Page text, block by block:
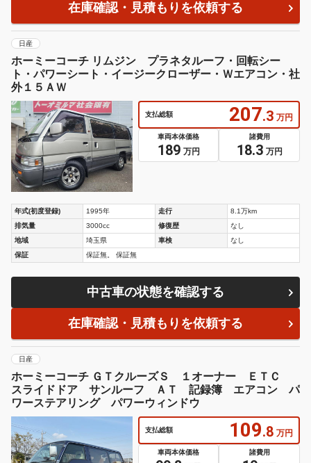
在庫確認・見積もりを依頼する
日産
ホーミーコーチ リムジン プラネタルーフ・回転シー
ト・パワーシート・イージークローザー・Ｗエアコン・社
外１５ＡＷ
支払総額 207.3 万円
車両本体価格
189 万円
諸費用
18.3 万円
年式(初度登録) 1995年 走行
8.1万km
排気量
3000cc 修復歴
なし
地域
埼玉県 車検
なし
保証
保証無。 保証無
中古車の状態を確認する
在庫確認・見積もりを依頼する
日産
ホーミーコーチ ＧＴクルーズＳ １オーナー ＥＴＣ
スライドドア サンルーフ ＡＴ 記録簿 エアコン パ
ワーステアリング パワーウィンドウ
支払総額 109.8 万円
車両本体価格 諸費用